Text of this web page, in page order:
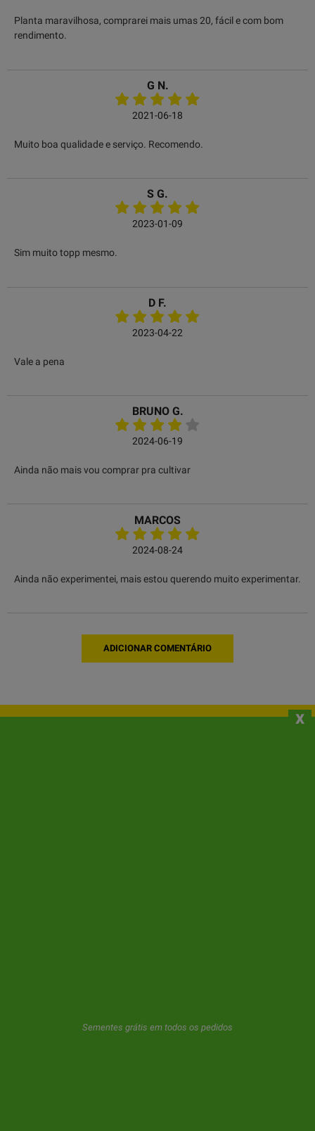
Planta maravilhosa, comprarei mais umas 20, fácil e com bom
rendimento.
G N.
2021-06-18
Muito boa qualidade e serviço. Recomendo.
S G.
2023-01-09
Sim muito topp mesmo.
D F.
2023-04-22
Vale a pena
BRUNO G.
2024-06-19
Ainda não mais vou comprar pra cultivar
MARCOS
2024-08-24
Ainda não experimentei, mais estou querendo muito experimentar.
ADICIONAR COMENTÁRIO
Sementes grátis em todos os pedidos
x